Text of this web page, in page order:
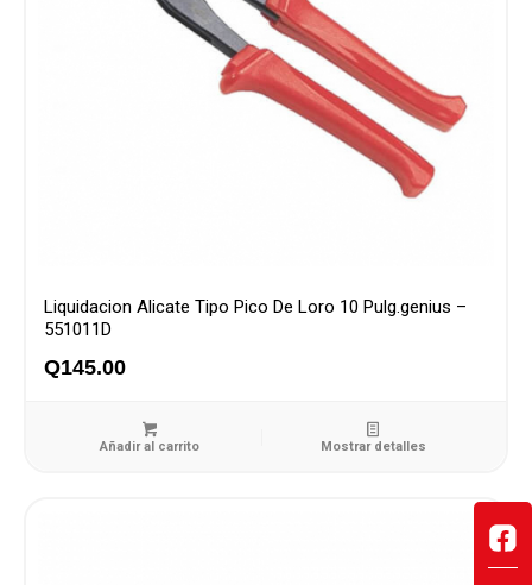
Liquidacion Alicate Tipo Pico De Loro 10 Pulg.genius –
551011D
Q145.00
Añadir al carrito Mostrar detalles